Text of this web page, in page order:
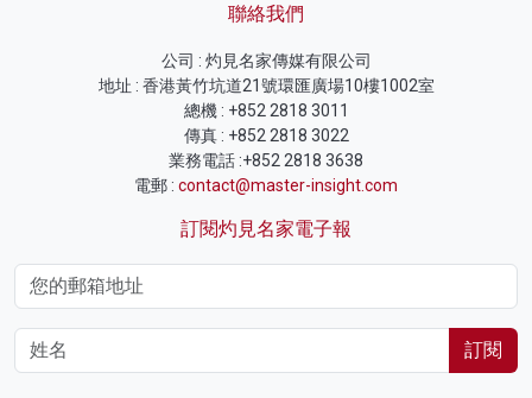
聯絡我們
公司 : 灼見名家傳媒有限公司
地址 : 香港黃竹坑道21號環匯廣場10樓1002室
總機 : +852 2818 3011
傳真 : +852 2818 3022
業務電話 :+852 2818 3638
電郵 : contact@master-insight.com
訂閱灼見名家電子報
訂閱